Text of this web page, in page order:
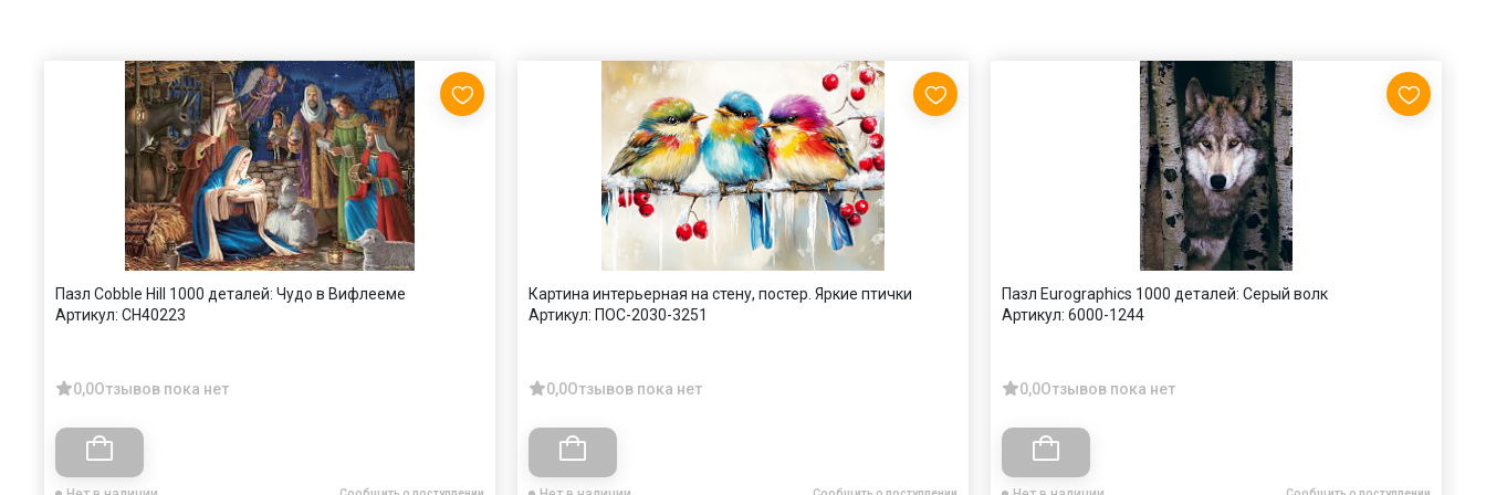
Пазл Cobble Hill 1000 деталей: Чудо в Вифлееме
Артикул: CH40223
0,0Отзывов пока нет
Картина интерьерная на стену, постер. Яркие птички
Артикул: ПОС-2030-3251
0,0Отзывов пока нет
Пазл Eurographics 1000 деталей: Серый волк
Артикул: 6000-1244
0,0Отзывов пока нет